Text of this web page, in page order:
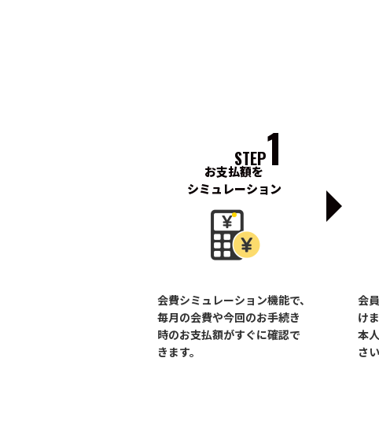
STEP1
お支払額を
シミュレーション
会費シミュレーション機能で、
毎月の会費や今回のお手続き
時のお支払額がすぐに確認で
きます。
会
け
本
さい